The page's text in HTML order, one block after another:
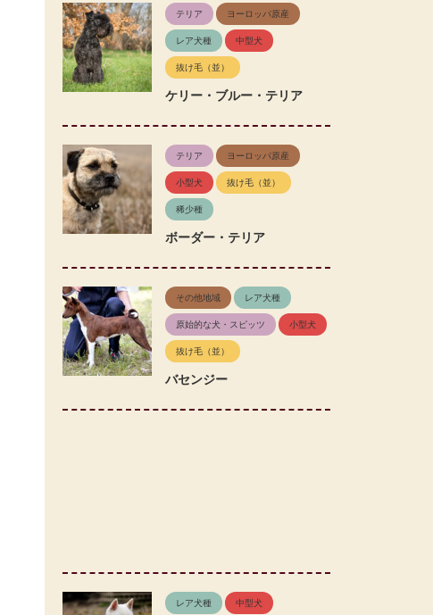
テリア ヨーロッパ原産
レア犬種 中型犬
抜け毛（並）
ケリー・ブルー・テリア
テリア ヨーロッパ原産
小型犬 抜け毛（並）
稀少種
ボーダー・テリア
その他地域 レア犬種
原始的な犬・スピッツ 小型犬
抜け毛（並）
バセンジー
レア犬種 中型犬